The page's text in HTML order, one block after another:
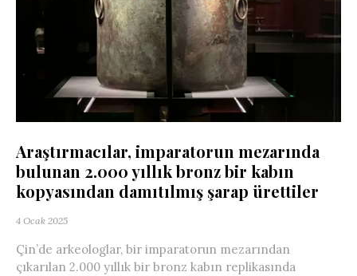
Araştırmacılar, imparatorun mezarında
bulunan 2.000 yıllık bronz bir kabın
kopyasından damıtılmış şarap ürettiler
4 Ocak 2025
Çin’de arkeologlar, bir imparatorun mezarından
çıkarılan 2.000 yıllık bir bronz kabın replikasında